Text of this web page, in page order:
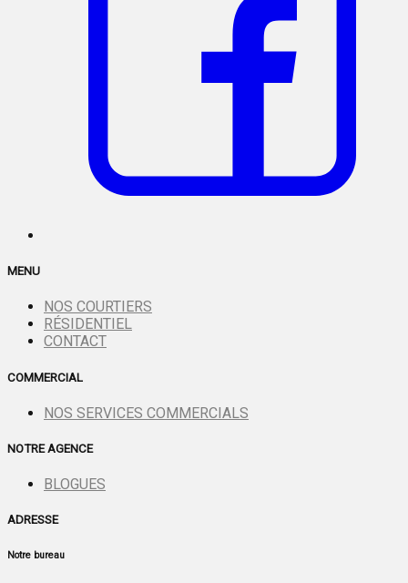
MENU
NOS COURTIERS
RÉSIDENTIEL
CONTACT
COMMERCIAL
NOS SERVICES COMMERCIALS
NOTRE AGENCE
BLOGUES
ADRESSE
Notre bureau